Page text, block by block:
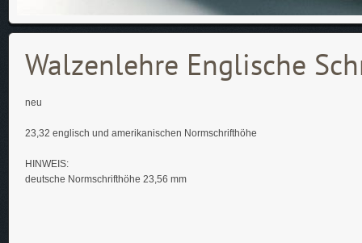
Walzenlehre Englische
neu
23,32 englisch und amerikanischen Normschrifthöhe
HINWEIS:
deutsche Normschrifthöhe 23,56 mm